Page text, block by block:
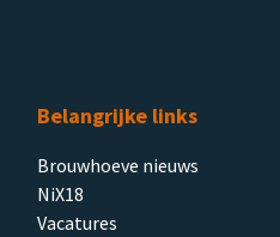
Belangrijke links
Brouwhoeve nieuws
NiX18
Vacatures